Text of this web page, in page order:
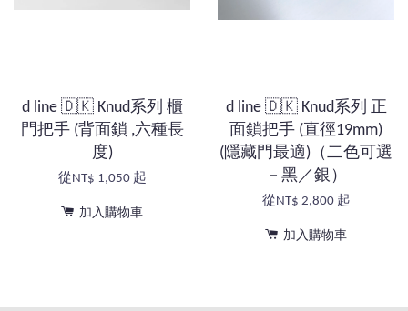
d line 🇩🇰 Knud系列 櫃
門把手 (背面鎖 ,六種長
度)
從NT$ 1,050 起
加入購物車
d line 🇩🇰 Knud系列 正
面鎖把手 (直徑19mm)
(隱藏門最適)（二色可選
－黑／銀）
從NT$ 2,800 起
加入購物車